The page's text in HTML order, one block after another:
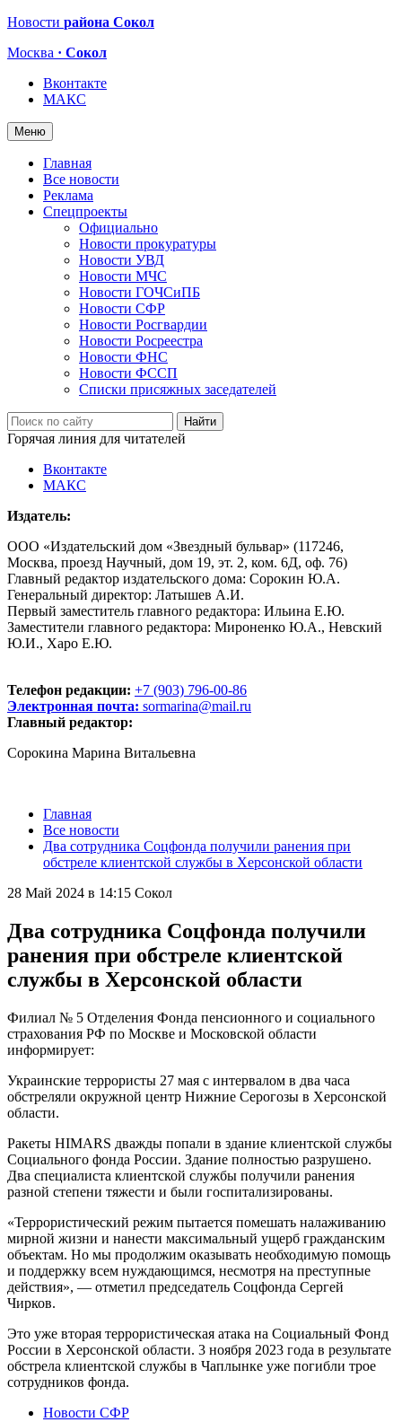
Новости района Сокол
Москва · Сокол
Вконтакте
МАКС
Меню
Главная
Все новости
Реклама
Спецпроекты
Официально
Новости прокуратуры
Новости УВД
Новости МЧС
Новости ГОЧСиПБ
Новости СФР
Новости Росгвардии
Новости Росреестра
Новости ФНС
Новости ФССП
Списки присяжных заседателей
Горячая линия для читателей
Вконтакте
МАКС
Издатель:
ООО «Издательский дом «Звездный бульвар» (117246,
Москва, проезд Научный, дом 19, эт. 2, ком. 6Д, оф. 76)
Главный редактор издательского дома: Сорокин Ю.А.
Генеральный директор: Латышев А.И.
Первый заместитель главного редактора: Ильина Е.Ю.
Заместители главного редактора: Мироненко Ю.А., Невский
Ю.И., Харо Е.Ю.
Телефон редакции: +7 (903) 796-00-86
Электронная почта: sormarina@mail.ru
Главный редактор:
Сорокина Марина Витальевна
Главная
Все новости
Два сотрудника Соцфонда получили ранения при
обстреле клиентской службы в Херсонской области
28 Май 2024 в 14:15 Сокол
Два сотрудника Соцфонда получили
ранения при обстреле клиентской
службы в Херсонской области
Филиал № 5 Отделения Фонда пенсионного и социального
страхования РФ по Москве и Московской области
информирует:
Украинские террористы 27 мая с интервалом в два часа
обстреляли окружной центр Нижние Серогозы в Херсонской
области.
Ракеты HIMARS дважды попали в здание клиентской службы
Социального фонда России. Здание полностью разрушено.
Два специалиста клиентской службы получили ранения
разной степени тяжести и были госпитализированы.
«Террористический режим пытается помешать налаживанию
мирной жизни и нанести максимальный ущерб гражданским
объектам. Но мы продолжим оказывать необходимую помощь
и поддержку всем нуждающимся, несмотря на преступные
действия», — отметил председатель Соцфонда Сергей
Чирков.
Это уже вторая террористическая атака на Социальный Фонд
России в Херсонской области. 3 ноября 2023 года в результате
обстрела клиентской службы в Чаплынке уже погибли трое
сотрудников фонда.
Новости СФР